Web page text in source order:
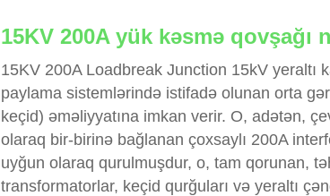
15KV 200A yük kəsmə qovşağı
15KV 200A Loadbreak Junction 15kV
paylama sistemlərində istifadə olunan orta
keçid) əməliyyatına imkan verir. O, adətən,
olaraq bir-birinə bağlanan çoxsaylı 200A
uyğun olaraq qurulmuşdur, o, tam qorunan,
transformatorlar, keçid qurğuları və yeraltı